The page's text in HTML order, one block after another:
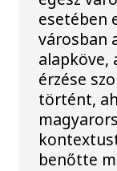
esetében
városban
alapköve,
érzése
történt,
benőtte